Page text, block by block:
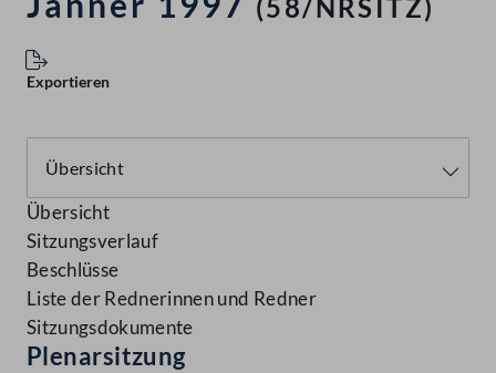
(58/NRSITZ)
Exportieren
Übersicht
Sitzungsverlauf
Beschlüsse
Liste der Rednerinnen und Redner
Sitzungsdokumente
Plenarsitzung